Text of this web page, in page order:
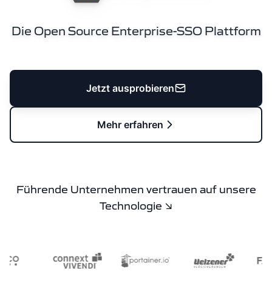
Die Open Source Enterprise-SSO Plattform
Jetzt ausprobieren
Mehr erfahren
Führende Unternehmen vertrauen auf unsere
Technologie ↘